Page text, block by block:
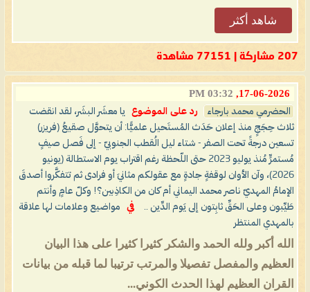
شاهد أكثر
207 مشاركة | 77151 مشاهدة
17-06-2026,
03:32 PM
الحضرمي محمد بارجاء رد على الموضوع
يا معشَر البشَر، لقد انقضت
ثلاث حِجَجٍ منذ إعلان حَدَث المُستَحيل علميًّا: أن يتحوَّل صقيعُ (فريزر)
تسعين درجةً تحت الصفر - شتاء ليل الُقطب الجنوبيّ - إلى فَصل صيفٍ
مُستمرٍّ مُنذ يوليو 2023 حتى اللّحظة رغم اقتراب يوم الاستطالة (يونيو
2026)، وآن الأوان لوقفةٍ جادةٍ مع عقولكم مثانيَ أو فرادى ثم تتفكَّروا أصدقَ
الإمامُ المهديّ ناصر محمد اليماني أم كان من الكاذِبين؟! وكلّ عامٍ وأنتم
طَيِّبون وعلى الحَقِّ ثابِتون إلى يَوم الدِّين ..
في
مواضيع وعلامات لها علاقة
بالمهدي المنتظر
الله أكبر ولله الحمد والشكر كثيرا كثيرا على هذا البيان
العظيم والمفصل تفصيلا والمرتب ترتيبا لما قبله من بيانات
القران العظيم لهذا الحدث الكوني...